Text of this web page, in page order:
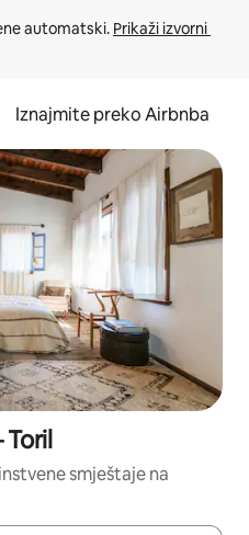
automatski. Prikaži izvorni
Iznajmite preko Airbnba
Toril
smještaje na